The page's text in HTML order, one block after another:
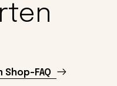
Shop-FAQ